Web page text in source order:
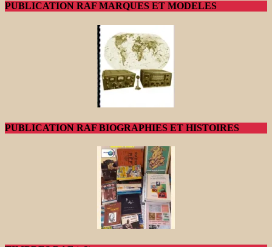
PUBLICATION RAF MARQUES ET MODELES
PUBLICATION RAF BIOGRAPHIES ET HISTOIRES